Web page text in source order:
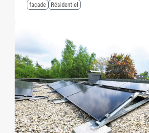
façade
Résidentiel